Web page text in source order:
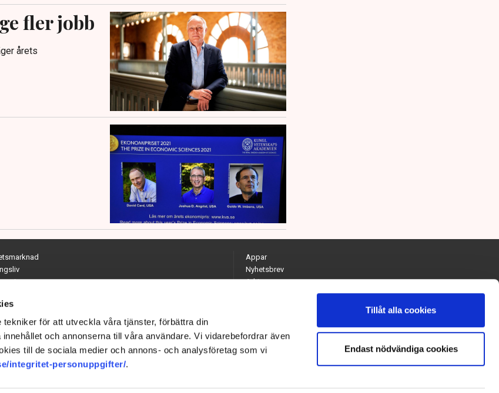
för att utveckla våra tjänster, förbättra din
och annonserna till våra användare. Vi vidarebefordrar även
till de sociala medier och annons- och analysföretag som vi
integritet-personuppgifter/.
Tillåt alla cookies
Endast nödvändiga cookies
fler jobb
årets
Appar
Nyhetsbrev
Arkiv
Kontakta redaktionen
Chefredaktör och ansvarig utgivare: